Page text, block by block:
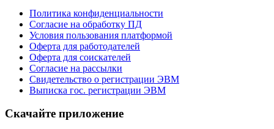
Политика конфиденциальности
Согласие на обработку ПД
Условия пользования платформой
Оферта для работодателей
Оферта для соискателей
Согласие на рассылки
Свидетельство о регистрации ЭВМ
Выписка гос. регистрации ЭВМ
Скачайте приложение